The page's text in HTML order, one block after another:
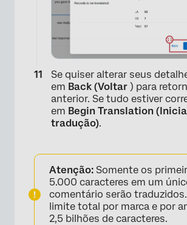
Se quiser alterar seus
em Back (Voltar ) para
anterior. Se tudo estiver
em Begin Translation
tradução).
Atenção: Somente os
5.000 caracteres em um
comentário serão
limite total por marca e por
2,5 bilhões de caracteres.